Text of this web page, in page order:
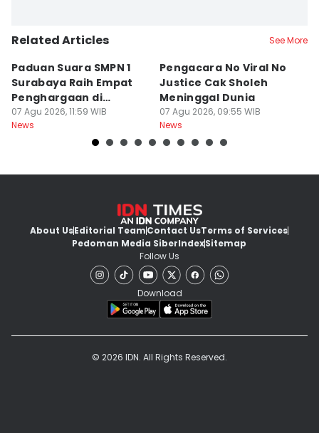
Related Articles See More
Paduan Suara SMPN 1
Surabaya Raih Empat
Penghargaan di
Thailand
07 Agu 2026, 11:59 WIB
News
Pengacara No Viral No
Justice Cak Sholeh
Meninggal Dunia
07 Agu 2026, 09:55 WIB
News
About UsEditorial TeamContact UsTerms of Services
Pedoman Media SiberIndexSitemap
Follow Us
Download
© 2026 IDN. All Rights Reserved.